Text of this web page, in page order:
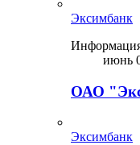
Эксимбанк
июнь
ОАО
Эксимбанк